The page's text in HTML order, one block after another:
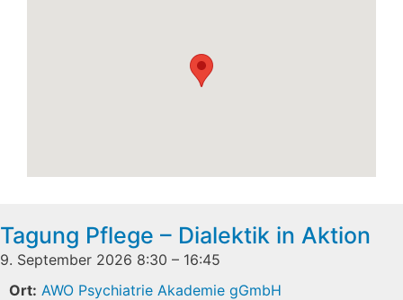
Tagung Pflege – Dialektik in Aktion
9. September 2026 8:30 – 16:45
Ort: AWO Psychiatrie Akademie gGmbH